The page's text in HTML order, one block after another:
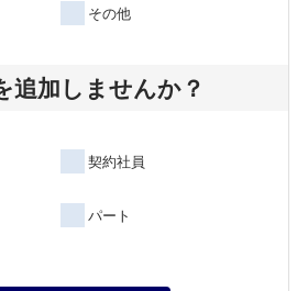
その他
追加しませんか？
契約社員
パート